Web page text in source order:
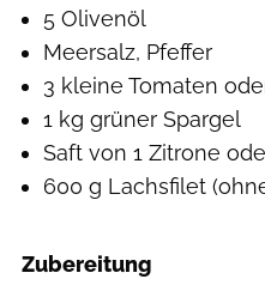
5 Olivenöl
Meersalz, Pfeffer
3 kleine Tomaten
1 kg grüner Spargel
Saft von 1 Zitrone
600 g Lachsfilet
Zubereitung